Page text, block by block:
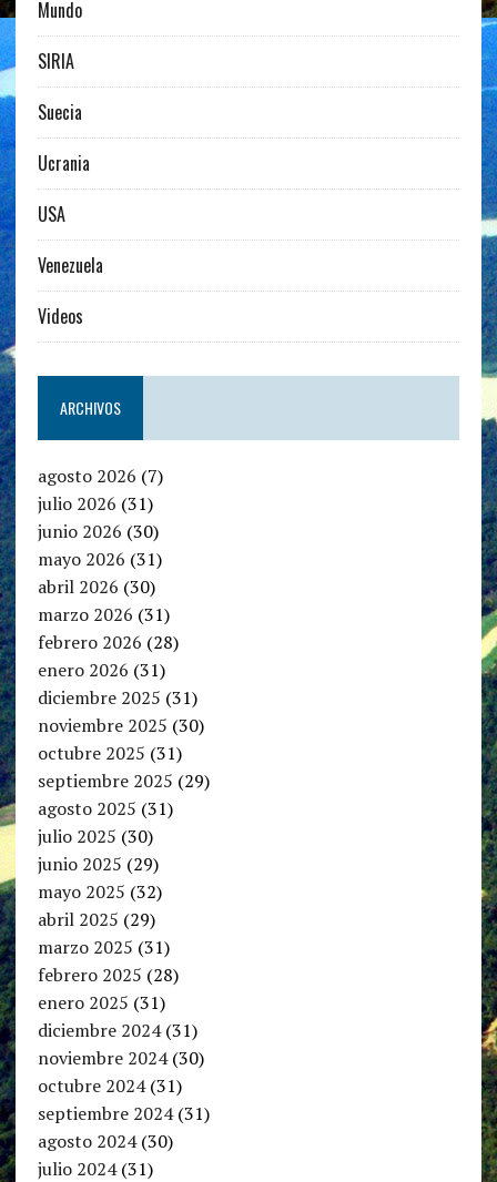
Mundo
SIRIA
Suecia
Ucrania
USA
Venezuela
Videos
ARCHIVOS
agosto 2026 (7)
julio 2026 (31)
junio 2026 (30)
mayo 2026 (31)
abril 2026 (30)
marzo 2026 (31)
febrero 2026 (28)
enero 2026 (31)
diciembre 2025 (31)
noviembre 2025 (30)
octubre 2025 (31)
septiembre 2025 (29)
agosto 2025 (31)
julio 2025 (30)
junio 2025 (29)
mayo 2025 (32)
abril 2025 (29)
marzo 2025 (31)
febrero 2025 (28)
enero 2025 (31)
diciembre 2024(31)
noviembre 2024(30)
octubre 2024(31)
septiembre 2024(31)
agosto 2024(30)
julio 2024(31)